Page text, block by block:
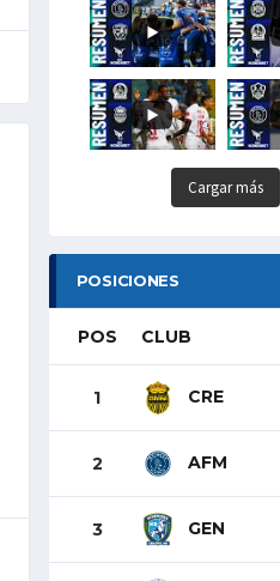
Cargar más
POSICIONES
POS CLUB
1 CRE
2 AFM
3 GEN